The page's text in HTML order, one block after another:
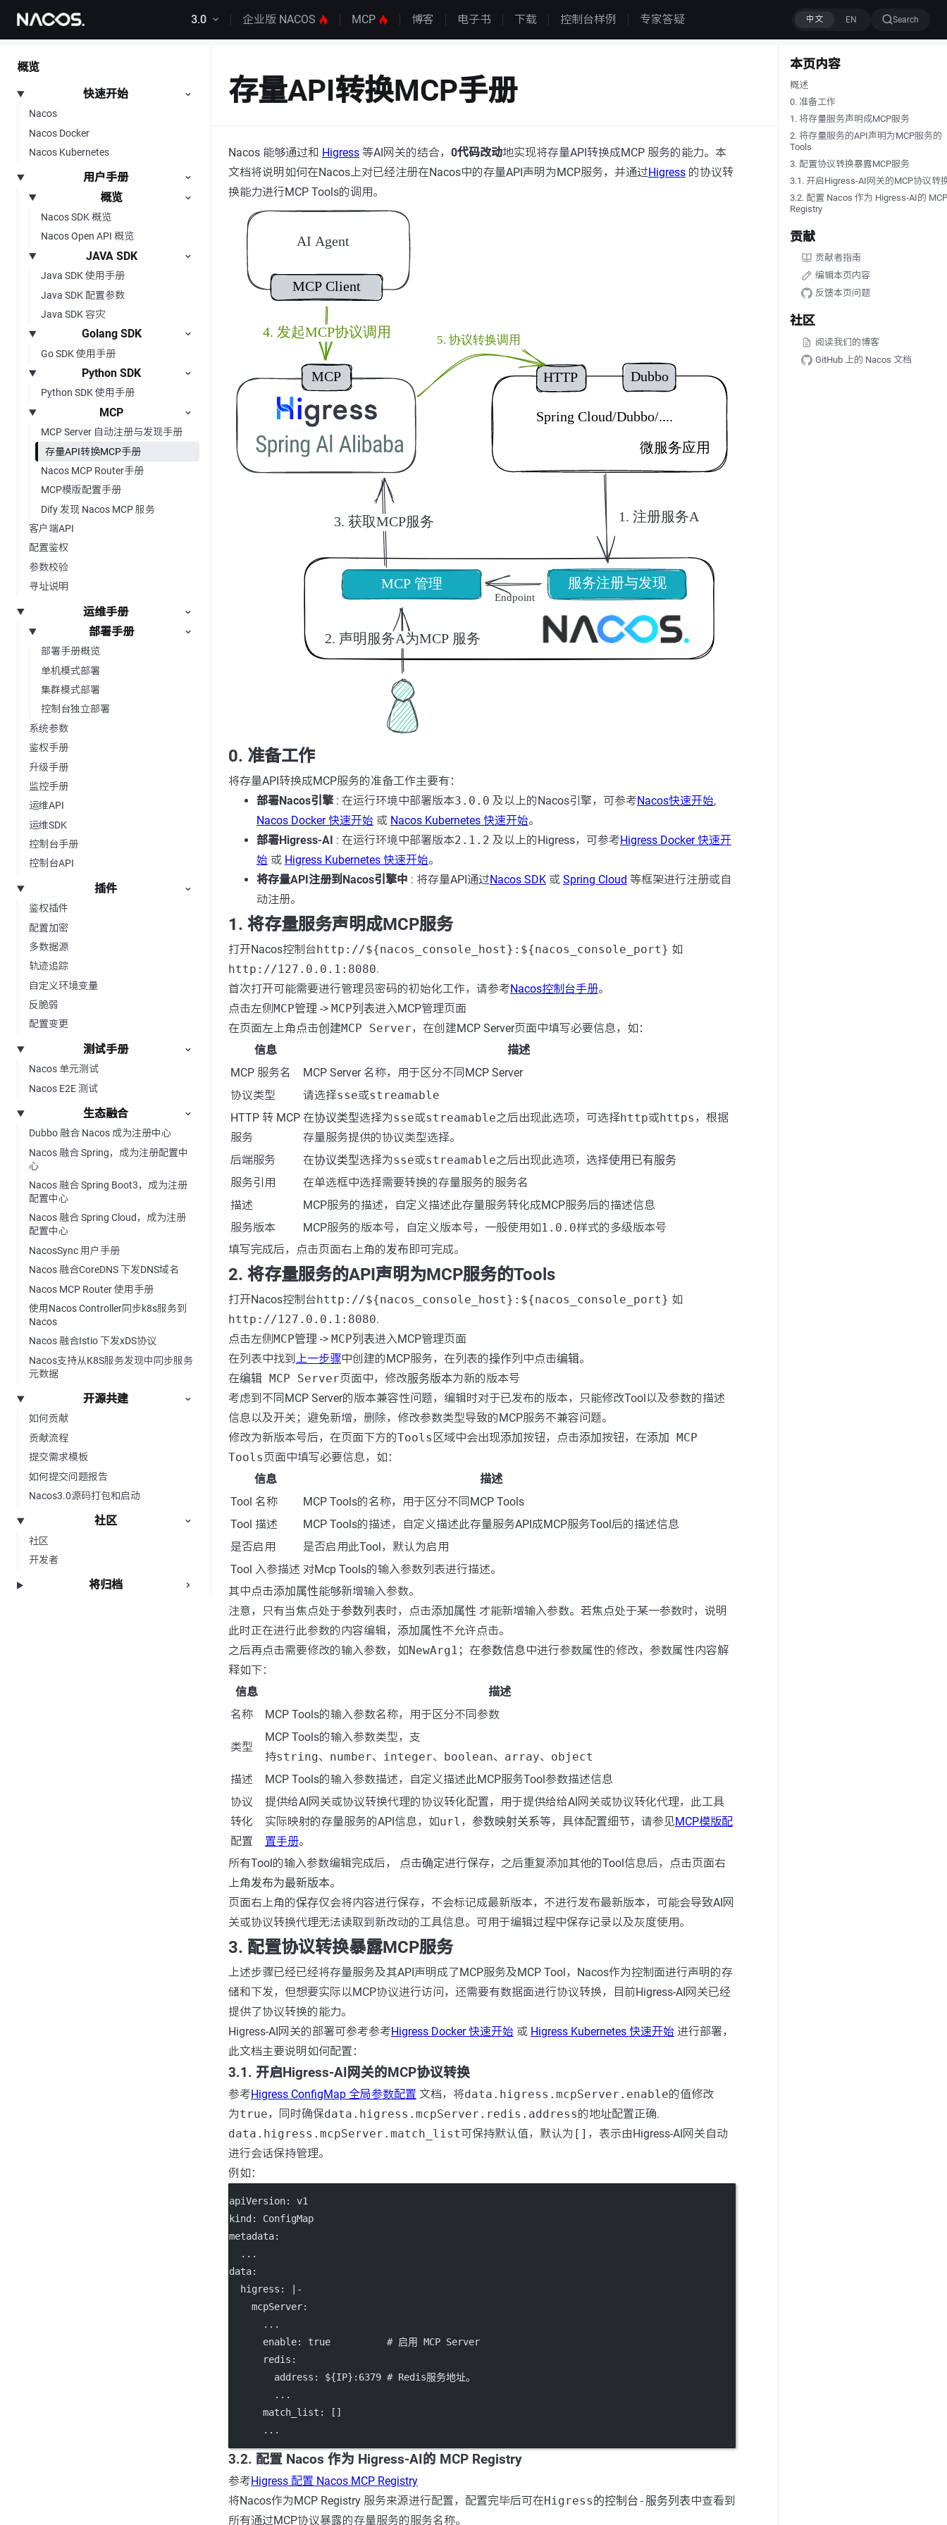
跳转到内容 3.0 企业版 NACOS MCP 博客 电子书 下载 控制台样例 专家答疑 Search
概览
快速开始
Nacos
Nacos Docker
Nacos Kubernetes
用户手册
概览
Nacos SDK 概览
Nacos Open API 概览
JAVA SDK
Java SDK 使用手册
Java SDK 配置参数
Java SDK 容灾
Golang SDK
Go SDK 使用手册
Python SDK
Python SDK 使用手册
MCP
MCP Server 自动注册与发现手册
存量API转换MCP手册
Nacos MCP Router手册
MCP模版配置手册
Dify 发现 Nacos MCP 服务
客户端API
配置鉴权
参数校验
寻址说明
运维手册
部署手册
部署手册概览
单机模式部署
集群模式部署
控制台独立部署
系统参数
鉴权手册
升级手册
监控手册
运维API
运维SDK
控制台手册
控制台API
插件
鉴权插件
配置加密
多数据源
轨迹追踪
自定义环境变量
反脆弱
配置变更
测试手册
Nacos 单元测试
Nacos E2E 测试
生态融合
Dubbo 融合 Nacos 成为注册中心
Nacos 融合 Spring，成为注册配置中
心
Nacos 融合 Spring Boot3，成为注册
配置中心
Nacos 融合 Spring Cloud，成为注册
配置中心
NacosSync 用户手册
Nacos 融合CoreDNS 下发DNS域名
Nacos MCP Router 使用手册
使用Nacos Controller同步k8s服务到
Nacos
Nacos 融合Istio 下发xDS协议
Nacos支持从K8S服务发现中同步服务
元数据
开源共建
如何贡献
贡献流程
提交需求模板
如何提交问题报告
Nacos3.0源码打包和启动
社区
社区
开发者
将归档
本页内容
概述
0. 准备工作
1. 将存量服务声明成MCP服务
2. 将存量服务的API声明为MCP服务的
Tools
3. 配置协议转换暴露MCP服务
3.1. 开启Higress-AI网关的MCP协议转
3.2. 配置 Nacos 作为 Higress-AI的 MCP
Registry
贡献
贡献者指南
编辑本页内容
反馈本页问题
社区
阅读我们的博客
GitHub 上的 Nacos 文档
存量API转换MCP手册
Nacos 能够通过和 Higress 等AI网关的结合， 0代码改动地实现将存量API转换成MCP 服务的能力。本
文档将说明如何在Nacos上对已经注册在Nacos中的存量API声明为MCP服务，并通过Higress 的协议转
换能力进行MCP Tools的调用。
0. 准备工作
将存量API转换成MCP服务的准备工作主要有：
部署Nacos引擎: 在运行环境中部署版本3.0.0 及以上的Nacos引擎，可参考Nacos快速开始,
Nacos Docker 快速开始 或 Nacos Kubernetes 快速开始。
部署Higress-AI : 在运行环境中部署版本2.1.2 及以上的Higress，可参考Higress Docker 快速开
始 或 Higress Kubernetes 快速开始。
将存量API注册到Nacos引擎中 : 将存量API通过Nacos SDK 或 Spring Cloud 等框架进行注册或自
动注册。
1. 将存量服务声明成MCP服务
打开Nacos控制台http://${nacos_console_host}:${nacos_console_port} 如
http://127.0.0.1:8080.
首次打开可能需要进行管理员密码的初始化工作，请参考Nacos控制台手册。
点击左侧 MCP管理 -> MCP列表进入MCP管理页面
在页面左上角点击创建MCP Server，在创建MCP Server页面中填写必要信息，如：
信息
描述
MCP 服务名
MCP Server 名称，用于区分不同MCP Server
协议类型
请选择sse或streamable
HTTP 转 MCP
服务
在协议类型选择为sse或streamable之后出现此选项，可选择http或https ，根据
存量服务提供的协议类型选择。
后端服务
在协议类型选择为sse或streamable之后出现此选项，选择使用已有服务
服务引用
在单选框中选择需要转换的存量服务的服务名
描述
MCP服务的描述，自定义描述此存量服务转化成MCP服务后的描述信息
服务版本
MCP服务的版本号，自定义版本号，一般使用如1.0.0样式的多级版本号
填写完成后，点击页面右上角的发布即可完成。
2. 将存量服务的API声明为MCP服务的Tools
打开Nacos控制台http://${nacos_console_host}:${nacos_console_port} 如
http://127.0.0.1:8080.
点击左侧 MCP管理 -> MCP列表进入MCP管理页面
在列表中找到 上一步骤中创建的MCP服务，在列表的操作列中点击编辑。
在编辑 MCP Server页面中，修改服务版本为新的版本号
考虑到不同MCP Server的版本兼容性问题，编辑时对于已发布的版本，只能修改Tool以及参数的描述
信息以及开关；避免新增，删除，修改参数类型导致的MCP服务不兼容问题。
修改为新版本号后，在页面下方的Tools 区域中会出现添加按钮，点击添加按钮，在添加 MCP
Tools页面中填写必要信息，如：
信息
描述
Tool 名称
MCP Tools的名称，用于区分不同MCP Tools
Tool 描述
MCP Tools的描述，自定义描述此存量服务API成MCP服务Tool后的描述信息
是否启用
是否启用此Tool，默认为启用
Tool 入参描述 对Mcp Tools的输入参数列表进行描述。
其中点击添加属性能够新增输入参数。
注意，只有当焦点处于参数列表时，点击添加属性 才能新增输入参数。若焦点处于某一参数时，说明
此时正在进行此参数的内容编辑， 添加属性不允许点击。
之后再点击需要修改的输入参数，如NewArg1 ；在参数信息中进行参数属性的修改，参数属性内容解
释如下：
信息
描述
名称
MCP Tools的输入参数名称，用于区分不同参数
类型
MCP Tools的输入参数类型，支
持string、 number、 integer、 boolean、 array、 object
描述
MCP Tools的输入参数描述，自定义描述此MCP服务Tool参数描述信息
协议
转化
配置
提供给AI网关或协议转换代理的协议转化配置，用于提供给给AI网关或协议转化代理，此工具
实际映射的存量服务的API信息，如url ， 参数映射关系等，具体配置细节，请参见MCP模版配
置手册。
所有Tool的输入参数编辑完成后， 点击确定进行保存，之后重复添加其他的Tool信息后，点击页面右
上角发布为最新版本。
页面右上角的保存仅会将内容进行保存，不会标记成最新版本，不进行发布最新版本，可能会导致AI网
关或协议转换代理无法读取到新改动的工具信息。可用于编辑过程中保存记录以及灰度使用。
3. 配置协议转换暴露MCP服务
上述步骤已经已经将存量服务及其API声明成了MCP服务及MCP Tool，Nacos作为控制面进行声明的存
储和下发，但想要实际以MCP协议进行访问，还需要有数据面进行协议转换，目前Higress-AI网关已经
提供了协议转换的能力。
Higress-AI网关的部署可参考参考Higress Docker 快速开始 或 Higress Kubernetes 快速开始 进行部署，
此文档主要说明如何配置：
3.1. 开启Higress-AI网关的MCP协议转换
参考Higress ConfigMap 全局参数配置 文档，将data.higress.mcpServer.enable的值修改
为true，同时确保data.higress.mcpServer.redis.address的地址配置正确.
data.higress.mcpServer.match_list可保持默认值，默认为 [] ，表示由Higress-AI网关自动
进行会话保持管理。
例如：
apiVersion: v1
kind : ConfigMap
metadata:
...
data:
higress :
|-
    mcpServer:
      ...
      enable: true          # 启用 MCP Server
      redis:
        address: ${IP}:6379 # Redis服务地址。
        ...
      match_list: []
      ...
3.2. 配置 Nacos 作为 Higress-AI的 MCP Registry
参考Higress 配置 Nacos MCP Registry
将Nacos作为MCP Registry 服务来源进行配置，配置完毕后可在Higress的控制台-服务列表中查看到
所有通过MCP协议暴露的存量服务的服务名称。